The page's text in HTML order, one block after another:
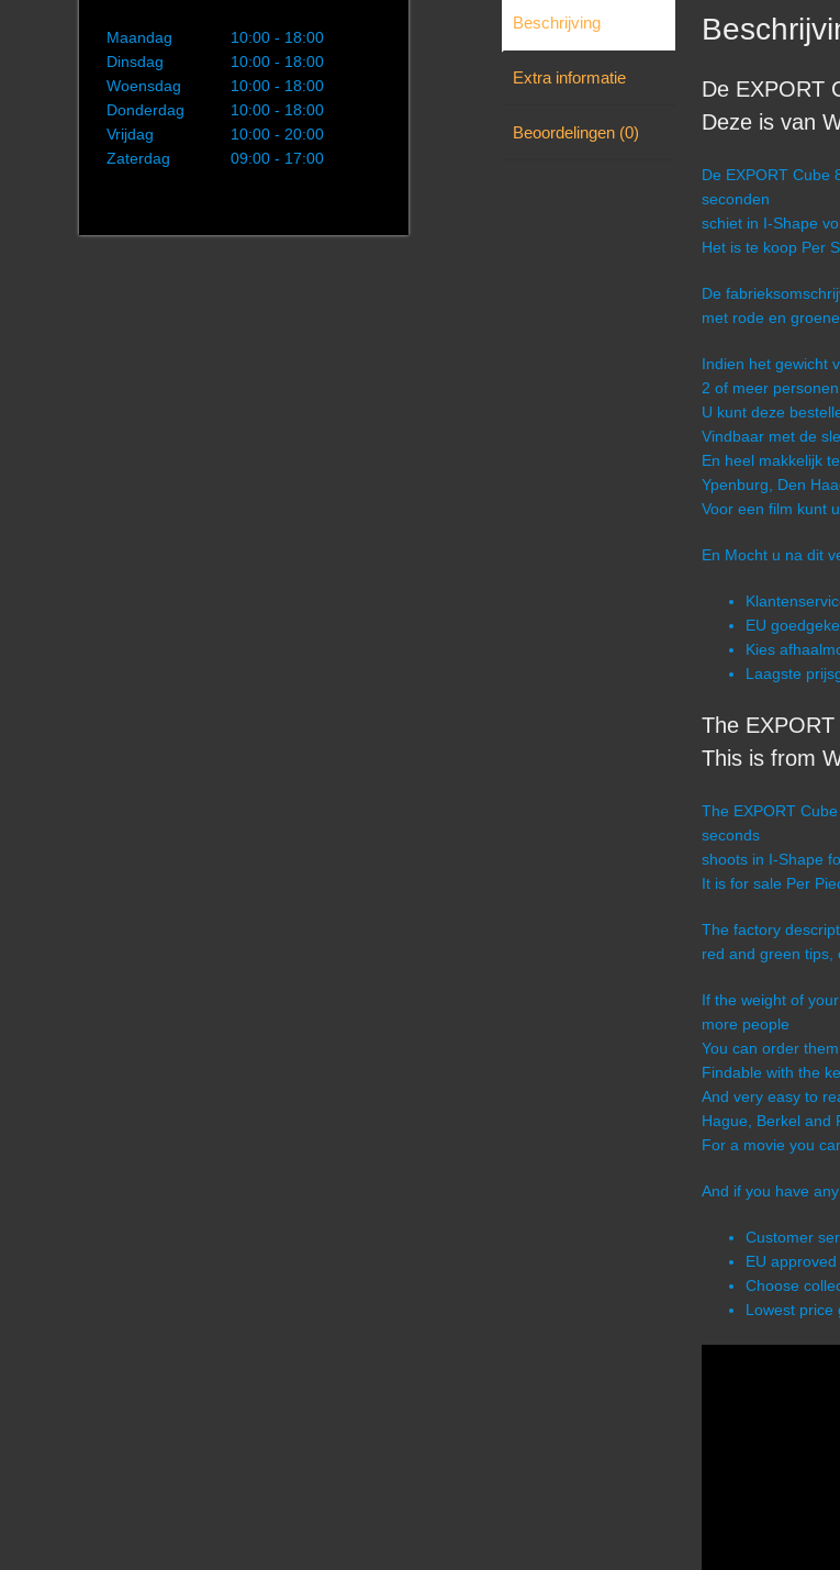
Beschrijving
Extra informatie
Beoordelingen (0)
De EXPORT
Deze is van
De EXPORT Cube
seconden
schiet in I-Shape
Het is te koop Per
De
met rode en
Indien het gewicht
2 of meer
U kunt deze
Vindbaar met de
En heel makkelijk
Ypenburg, Den
Voor een film kunt
En Mocht u na dit
EU
Kies
Laagste
The
This is from
The EXPORT
seconds
shoots in I-Shape
It is for sale Per
The factory
red and green tips,
If the weight of
more people
You can order
Findable with the
And very easy to
Hague, Berkel and
For a movie you
And if you have
Customer
EU
Choose
Lowest price
Maandag
10:00 - 18:00
Dinsdag
10:00 - 18:00
Woensdag
10:00 - 18:00
Donderdag
10:00 - 18:00
Vrijdag
10:00 - 20:00
Zaterdag
09:00 - 17:00